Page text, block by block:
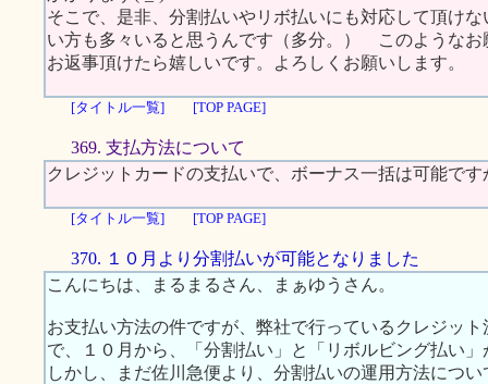
そこで、是非、分割払いやリボ払いにも対応して頂け
い方も多々いると思うんです（多分。） このような
お返事頂けたら嬉しいです。よろしくお願いします。
[タイトル一覧] [TOP PAGE]
369. 支払方法について
クレジットカードの支払いで、ボーナス一括は可能です
[タイトル一覧] [TOP PAGE]
370. １０月より分割払いが可能となりました
こんにちは、まるまるさん、まぁゆうさん。
お支払い方法の件ですが、弊社で行っているクレジッ
で、１０月から、「分割払い」と「リボルビング払い
しかし、まだ佐川急便より、分割払いの運用方法につ